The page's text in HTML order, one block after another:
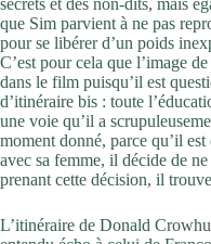
que Sim parvient à ne pas
pour se libérer d’un poids
C’est pour cela que l’image
dans le film puisqu’il est
d’itinéraire bis : toute
une voie qu’il a
moment donné, parce qu’il
avec sa femme, il décide de
prenant cette décision, il
L’itinéraire de Donald